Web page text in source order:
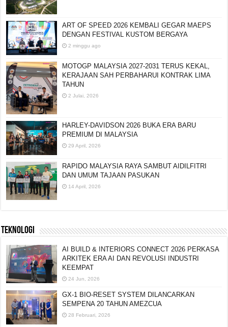
ART OF SPEED 2026 KEMBALI GEGAR MAEPS
DENGAN FESTIVAL KUSTOM BERGAYA
2 minggu ago
MOTOGP MALAYSIA 2027-2031 TERUS KEKAL,
KERAJAAN SAH PERBAHARUI KONTRAK LIMA
TAHUN
2 Julai, 2026
HARLEY-DAVIDSON 2026 BUKA ERA BARU
PREMIUM DI MALAYSIA
29 April, 2026
RAPIDO MALAYSIA RAYA SAMBUT AIDILFITRI
DAN UMUM TAJAAN PASUKAN
14 April, 2026
TEKNOLOGI
AI BUILD & INTERIORS CONNECT 2026 PERKASA
ARKITEK ERA AI DAN REVOLUSI INDUSTRI
KEEMPAT
24 Jun, 2026
GX-1 BIO-RESET SYSTEM DILANCARKAN
SEMPENA 20 TAHUN AMEZCUA
28 Februari, 2026